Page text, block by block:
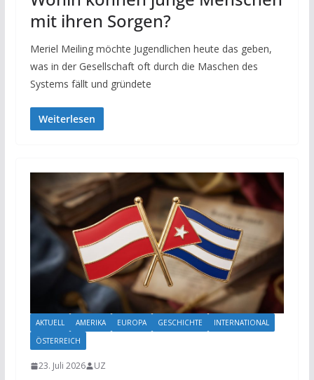
mit ihren Sorgen?
Meriel Meiling möchte Jugendlichen heute das geben,
was in der Gesellschaft oft durch die Maschen des
Systems fällt und gründete
Weiterlesen
AKTUELL AMERIKA EUROPA GESCHICHTE
INTERNATIONAL
ÖSTERREICH
23. Juli 2026 UZ